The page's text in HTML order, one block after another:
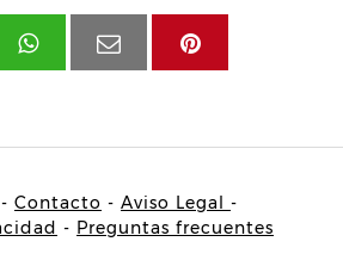
- Contacto - Aviso Legal -
- Preguntas frecuentes